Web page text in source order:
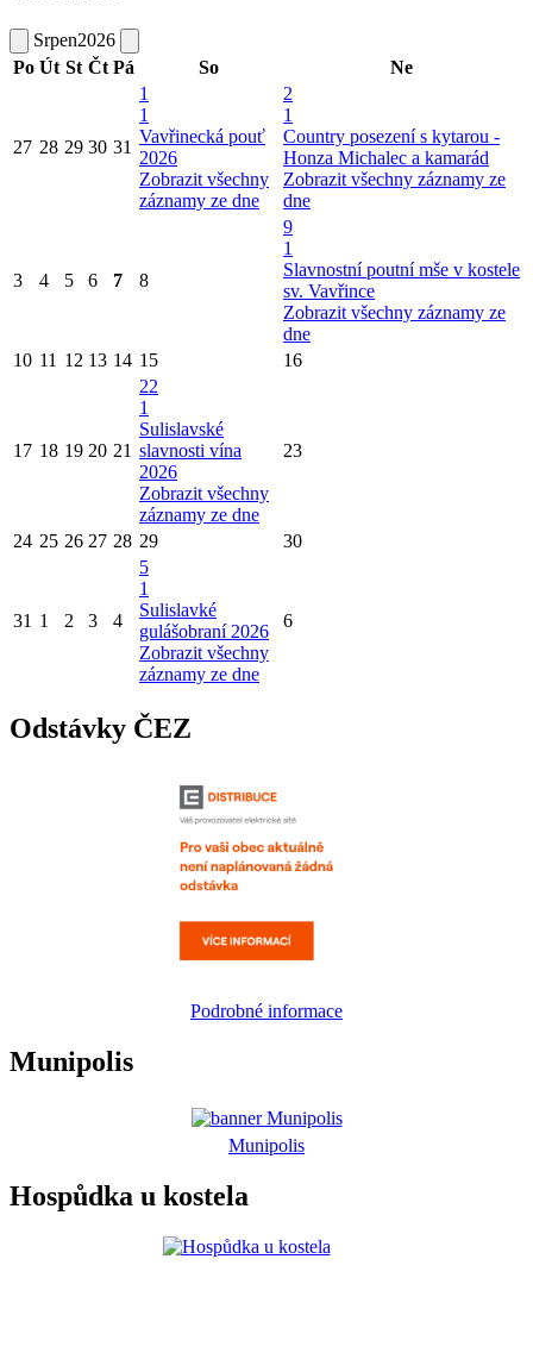
Srpen2026
Po Út St Čt Pá So Ne
27 28 29 30 31
1
1
Vavřinecká pouť
2026
Zobrazit všechny
záznamy ze dne
2
1
Country posezení s kytarou -
Honza Michalec a kamarád
Zobrazit všechny záznamy ze
dne
3 4 5 6 7 8
9
1
Slavnostní poutní mše v kostele
sv. Vavřince
Zobrazit všechny záznamy ze
dne
10 11 12 13 14 15 16
17 18 19 20 21
22
1
Sulislavské
slavnosti vína
2026
Zobrazit všechny
záznamy ze dne
23
24 25 26 27 28 29 30
31 1 2 3 4
5
1
Sulislavké
gulášobraní 2026
Zobrazit všechny
záznamy ze dne
6
Odstávky ČEZ
Podrobné informace
Munipolis
Munipolis
Hospůdka u kostela